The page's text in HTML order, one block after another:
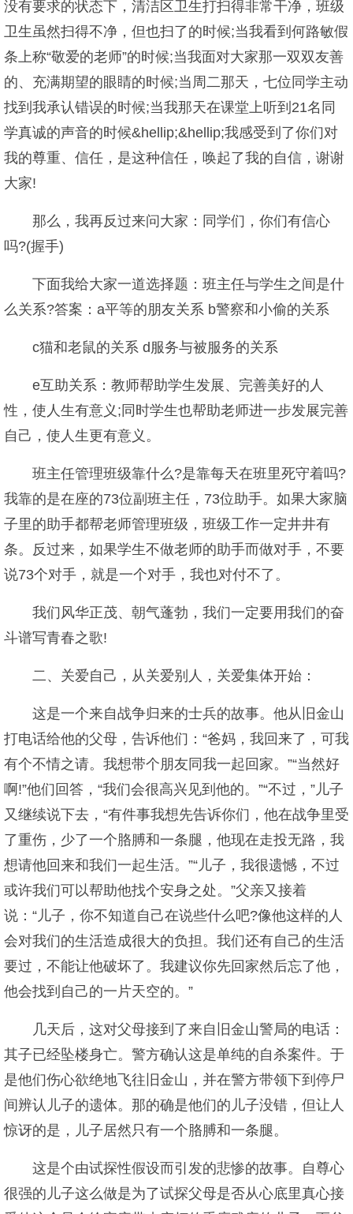
没有要求的状态下，清洁区卫生打扫得非常干净，班级
卫生虽然扫得不净，但也扫了的时候;当我看到何路敏假
条上称“敬爱的老师”的时候;当我面对大家那一双双友善
的、充满期望的眼睛的时候;当周二那天，七位同学主动
找到我承认错误的时候;当我那天在课堂上听到21名同
学真诚的声音的时候&hellip;&hellip;我感受到了你们对
我的尊重、信任，是这种信任，唤起了我的自信，谢谢
大家!
那么，我再反过来问大家：同学们，你们有信心
吗?(握手)
下面我给大家一道选择题：班主任与学生之间是什
么关系?答案：a平等的朋友关系 b警察和小偷的关系
c猫和老鼠的关系 d服务与被服务的关系
e互助关系：教师帮助学生发展、完善美好的人
性，使人生有意义;同时学生也帮助老师进一步发展完善
自己，使人生更有意义。
班主任管理班级靠什么?是靠每天在班里死守着吗?
我靠的是在座的73位副班主任，73位助手。如果大家脑
子里的助手都帮老师管理班级，班级工作一定井井有
条。反过来，如果学生不做老师的助手而做对手，不要
说73个对手，就是一个对手，我也对付不了。
我们风华正茂、朝气蓬勃，我们一定要用我们的奋
斗谱写青春之歌!
二、关爱自己，从关爱别人，关爱集体开始：
这是一个来自战争归来的士兵的故事。他从旧金山
打电话给他的父母，告诉他们：“爸妈，我回来了，可我
有个不情之请。我想带个朋友同我一起回家。”“当然好
啊!”他们回答，“我们会很高兴见到他的。”“不过，”儿子
又继续说下去，“有件事我想先告诉你们，他在战争里受
了重伤，少了一个胳膊和一条腿，他现在走投无路，我
想请他回来和我们一起生活。”“儿子，我很遗憾，不过
或许我们可以帮助他找个安身之处。”父亲又接着
说：“儿子，你不知道自己在说些什么吧?像他这样的人
会对我们的生活造成很大的负担。我们还有自己的生活
要过，不能让他破坏了。我建议你先回家然后忘了他，
他会找到自己的一片天空的。”
几天后，这对父母接到了来自旧金山警局的电话：
其子已经坠楼身亡。警方确认这是单纯的自杀案件。于
是他们伤心欲绝地飞往旧金山，并在警方带领下到停尸
间辨认儿子的遗体。那的确是他们的儿子没错，但让人
惊讶的是，儿子居然只有一个胳膊和一条腿。
这是个由试探性假设而引发的悲惨的故事。自尊心
很强的儿子这么做是为了试探父母是否从心底里真心接